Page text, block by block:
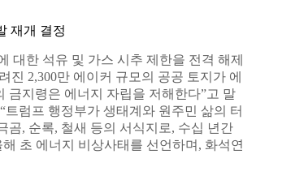
재개 결정
대한 석유 및 가스 시추 제한을 전격 해제
진 2,300만 에이커 규모의 공공 토지가 에
금지령은 에너지 자립을 저해한다”고 말
럼프 행정부가 생태계와 원주민 삶의 터
곰, 순록, 철새 등의 서식지로, 수십 년간
초 에너지 비상사태를 선언하며, 화석연